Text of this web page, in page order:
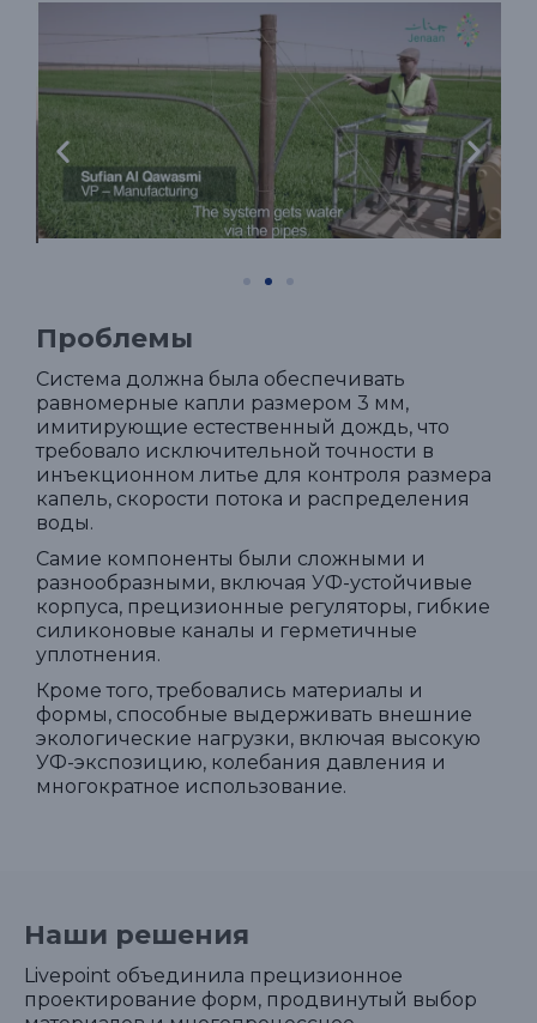
Проблемы
Система должна была обеспечивать
равномерные капли размером 3 мм,
имитирующие естественный дождь, что
требовало исключительной точности в
инъекционном литье для контроля размера
капель, скорости потока и распределения
воды.
Самие компоненты были сложными и
разнообразными, включая УФ-устойчивые
корпуса, прецизионные регуляторы, гибкие
силиконовые каналы и герметичные
уплотнения.
Кроме того, требовались материалы и
формы, способные выдерживать внешние
экологические нагрузки, включая высокую
УФ-экспозицию, колебания давления и
многократное использование.
Наши решения
Livepoint объединила прецизионное
проектирование форм, продвинутый выбор